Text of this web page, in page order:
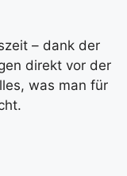
– dank der
direkt vor der
was man für